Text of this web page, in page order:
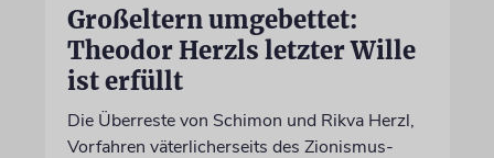
Großeltern umgebettet:
Theodor Herzls letzter Wille
ist erfüllt
Die Überreste von Schimon und Rikva Herzl,
Vorfahren väterlicherseits des Zionismus-